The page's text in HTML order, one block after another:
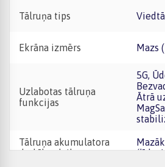
Tālruņa tips
Ekrāna izmērs
Uzlabotas tālruņa
funkcijas
5G, Ūdens izturība,
Ātrā
Tālruņa akumulatora
darbības laiks
Mazāk nekā viena diena
(līdz